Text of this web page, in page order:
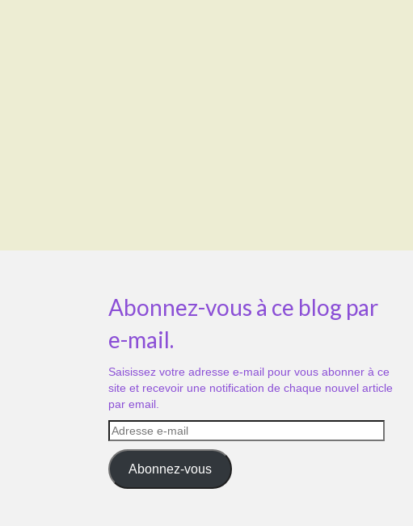
Abonnez-vous à ce blog par
e-mail.
Saisissez votre adresse e-mail pour vous abonner à ce
site et recevoir une notification de chaque nouvel article
par email.
Adresse
e-
mail
Abonnez-vous